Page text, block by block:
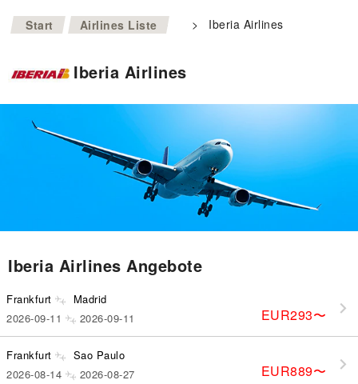
Start >
Airlines Liste > Iberia Airlines
Iberia Airlines
Iberia Airlines Angebote
Frankfurt Madrid
EUR293〜
2026-09-11 2026-09-11
Frankfurt Sao Paulo
EUR889〜
2026-08-14 2026-08-27